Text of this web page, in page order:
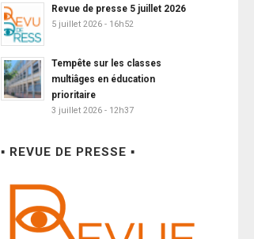
Revue de presse 5 juillet 2026
5 juillet 2026 - 16h52
Tempête sur les classes
multiâges en éducation
prioritaire
3 juillet 2026 - 12h37
▪ REVUE DE PRESSE ▪